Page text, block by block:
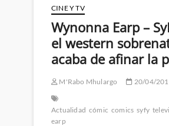
Hawken
–
Primeras
impresiones
del
salvaje
de
Benjamin
CINE Y TV
Wynonna Earp –
el western
acaba de afinar la
M'Rabo Mhulargo 20/04/
Actualidad cómic comics syfy
earp